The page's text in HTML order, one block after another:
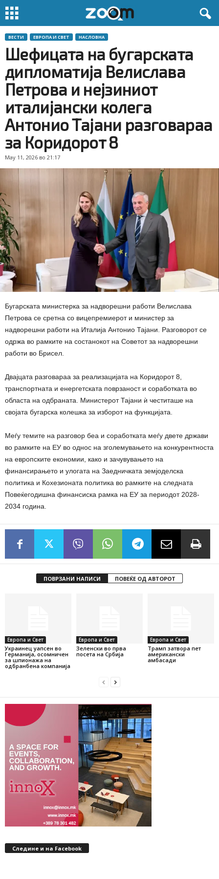
ВЕСТИ ЕВРОПА И СВЕТ НАСЛОВНА
Шефицата на бугарската
дипломатија Велислава
Петрова и нејзиниот
италијански колега
Антонио Тајани разговараа
за Коридорот 8
May 11, 2026 во 21:17
Бугарската министерка за надворешни работи Велислава
Петрова се сретна со вицепремиерот и министер за
надворешни работи на Италија Антонио Тајани. Разговорот се
одржа во рамките на состанокот на Советот за надворешни
работи во Брисел.
Двајцата разговараа за реализацијата на Коридорот 8,
транспортната и енергетската поврзаност и соработката во
областа на одбраната. Министерот Тајани ѝ честиташе на
својата бугарска колешка за изборот на функцијата.
Меѓу темите на разговор беа и соработката меѓу двете држави
во рамките на ЕУ во однос на зголемувањето на конкурентноста
на европските економии, како и зачувувањето на
финансирањето и улогата на Заедничката земјоделска
политика и Кохезионата политика во рамките на следната
Повеќегодишна финансиска рамка на ЕУ за периодот 2028-
2034 година.
ПОВРЗАНИ НАПИСИ ПОВЕЌЕ ОД АВТОРОТ
Европа и Свет
Украинец уапсен во
Германија, осомничен
за шпионажа на
одбранбена компанија
Европа и Свет
Зеленски во прва
посета на Србија
Европа и Свет
Трамп затвора пет
американски
амбасади
Следине и на Facebook